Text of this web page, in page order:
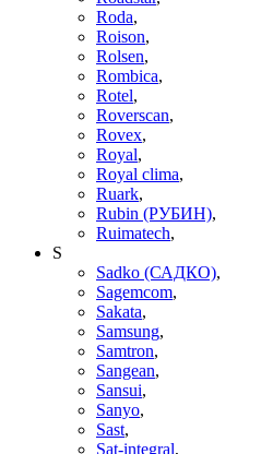
Roda,
Roison,
Rolsen,
Rombica,
Rotel,
Roverscan,
Rovex,
Royal,
Royal clima,
Ruark,
Rubin (РУБИН),
Ruimatech,
S
Sadko (САДКО),
Sagemcom,
Sakata,
Samsung,
Samtron,
Sangean,
Sansui,
Sanyo,
Sast,
Sat-integral,